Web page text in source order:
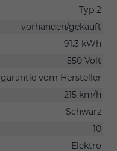
Typ 2
vorhanden/gekauft
91.3 kWh
550 Volt
vom Hersteller
215 km/h
Schwarz
10
Elektro